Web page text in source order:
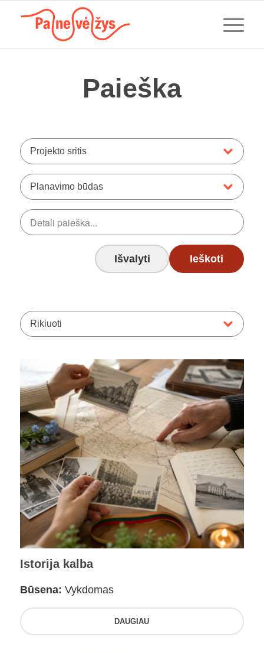
Paieška
Projekto sritis
Planavimo būdas
Išvalyti Ieškoti
Rikiuoti
Istorija kalba
Būsena: Vykdomas
DAUGIAU